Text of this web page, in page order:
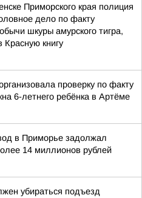
Приморского края полиция
дело по факту
шкуры амурского тигра,
Красную книгу
проверку по факту
6-летнего ребёнка в Артёме
в Приморье задолжал
14 миллионов рублей
убираться подъезд